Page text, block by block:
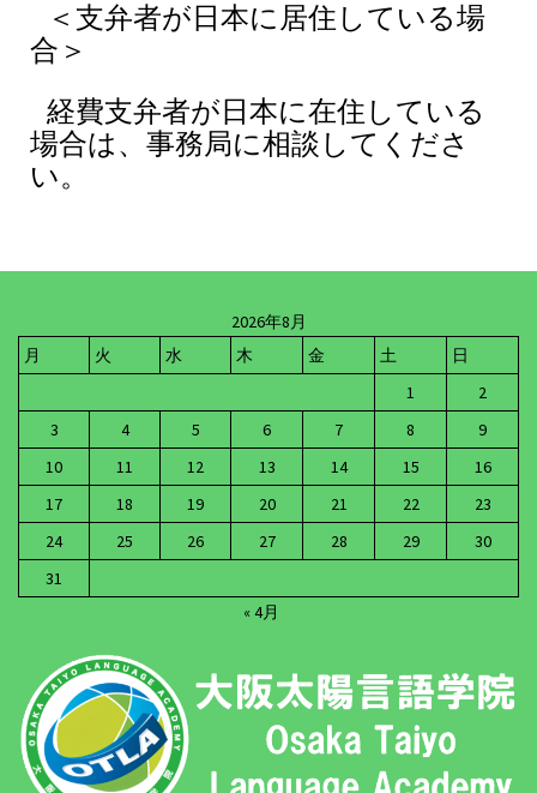
＜支弁者が日本に居住している場
合＞
経費支弁者が日本に在住している
場合は、事務局に相談してくださ
い。
2026年8月
月
火 水 木 金 土
日
1
2
3
4 5 6 7 8
9
10
11 12 13 14 15
16
17
18 19 20 21 22
23
24
25 26 27 28 29
30
31
« 4月